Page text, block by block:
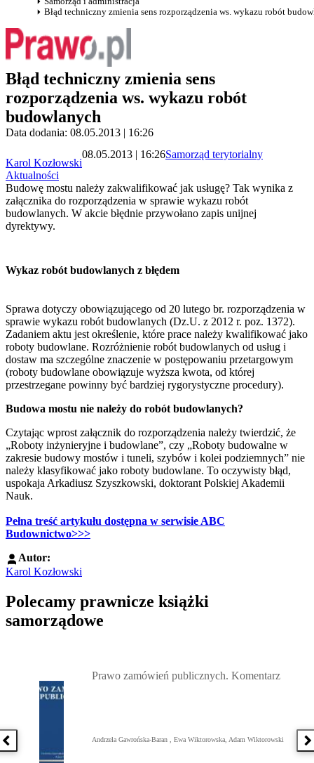
Błąd techniczny zmienia sens rozporządzenia ws. wykazu robót
Błąd techniczny zmienia sens
rozporządzenia ws. wykazu robót
budowlanych
Data dodania: 08.05.2013 | 16:26
Karol Kozłowski
08.05.2013 | 16:26Samorząd terytorialny
Aktualności
Budowę mostu należy zakwalifikować jak usługę? Tak wynika z
załącznika do rozporządzenia w sprawie wykazu robót
budowlanych. W akcie błędnie przywołano zapis unijnej
dyrektywy.
Wykaz robót budowlanych z błędem
Sprawa dotyczy obowiązującego od 20 lutego br. rozporządzenia w
sprawie wykazu robót budowlanych (Dz.U. z 2012 r. poz. 1372).
Zadaniem aktu jest określenie, które prace należy kwalifikować jako
roboty budowlane. Rozróżnienie robót budowlanych od usług i
dostaw ma szczególne znaczenie w postępowaniu przetargowym
(roboty budowlane obowiązuje wyższa kwota, od której
przestrzegane powinny być bardziej rygorystyczne procedury).
Budowa mostu nie należy do robót budowlanych?
Czytając wprost załącznik do rozporządzenia należy twierdzić, że
„Roboty inżynieryjne i budowlane”, czy „Roboty budowalne w
zakresie budowy mostów i tuneli, szybów i kolei podziemnych” nie
należy klasyfikować jako roboty budowlane. To oczywisty błąd,
uspokaja Arkadiusz Szyszkowski, doktorant Polskiej Akademii
Nauk.
Pełna treść artykułu dostępna w serwisie ABC
Budownictwo>>>
Autor:
Karol Kozłowski
Polecamy prawnicze książki
samorządowe
Poprzednia książka
Prawo zamówień publicznych. Komentarz
Andrzela Gawrońska-Baran , Ewa Wiktorowska, Adam Wiktorowski